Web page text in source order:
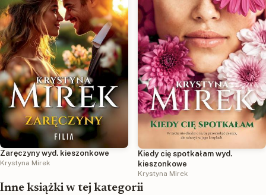
Zaręczyny wyd. kieszonkowe
Krystyna Mirek
Kiedy cię spotkałam wyd.
kieszonkowe
Krystyna Mirek
Inne książki w tej kategorii